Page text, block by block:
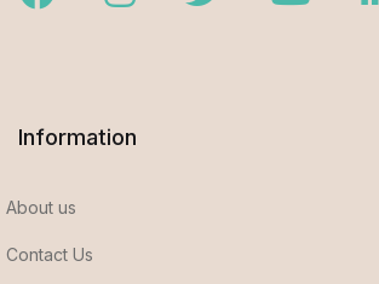
Information
About us
Contact Us